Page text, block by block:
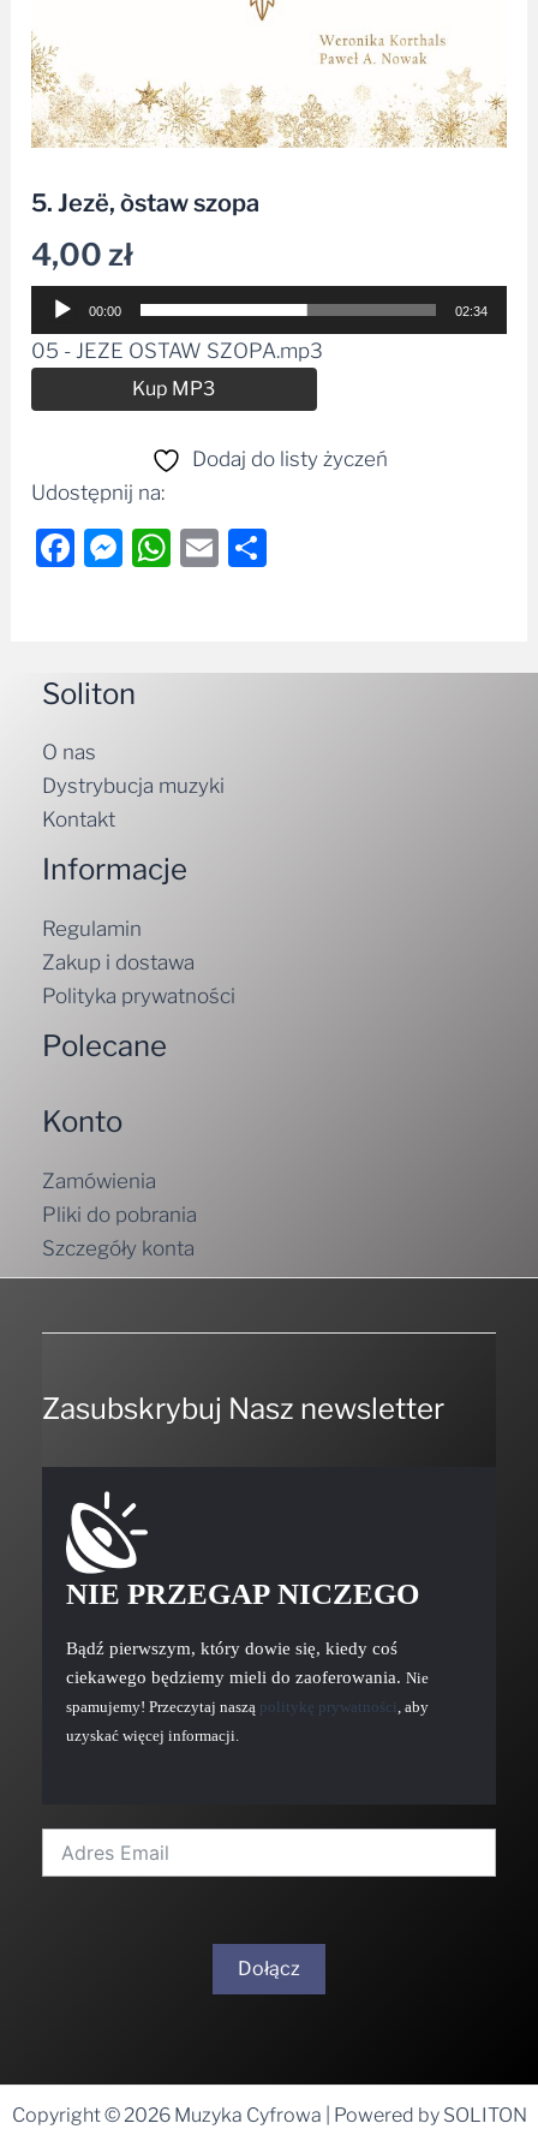
5. Jezë, òstaw szopa
4,00zł
Odtwarzacz
plików
dźwiękowych
00:00 02:34
05 - JEZE OSTAW SZOPA.mp3
Kup MP3
Dodaj do listy życzeń
Udostępnij na:
Facebook
Messenger
WhatsApp
Email
Soliton
O nas
Dystrybucja muzyki
Kontakt
Informacje
Regulamin
Zakup i dostawa
Polityka prywatności
Polecane
Konto
Zamówienia
Pliki do pobrania
Szczegóły konta
Zasubskrybuj Nasz newsletter
NIE PRZEGAP NICZEGO
Bądź pierwszym, który dowie się, kiedy coś
ciekawego będziemy mieli do zaoferowania. Nie
spamujemy! Przeczytaj naszą politykę prywatności, aby
uzyskać więcej informacji.
Dołącz
Copyright © 2026 Muzyka Cyfrowa | Powered by SOLITON